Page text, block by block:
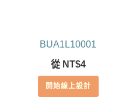
BUA1L10001
從 NT$4
開始線上設計